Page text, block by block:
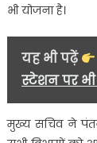
भी योजना है।
यह भी पढ़ें
स्टेशन पर
मुख्य सचिव ने